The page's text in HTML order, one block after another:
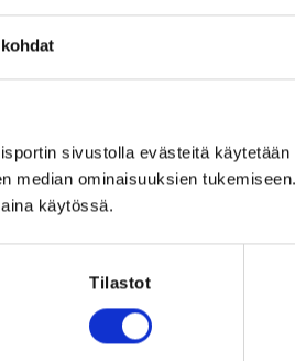
sivustolla evästeitä
median ominaisuuksien
käytössä.
Tilastot
The registrant must